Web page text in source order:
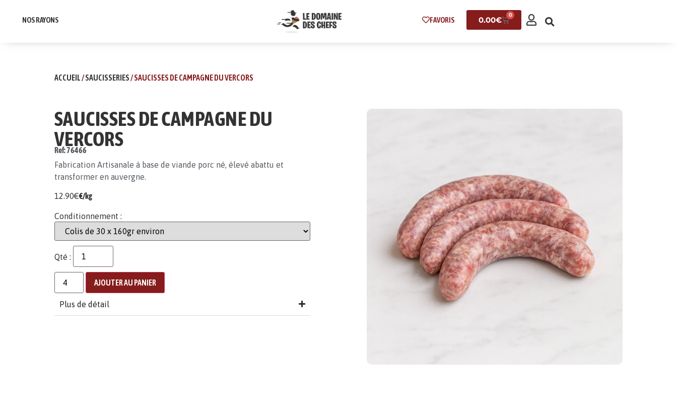
NOS RAYONS FAVORIS 0.00€
0
ACCUEIL/SAUCISSERIES/ SAUCISSES DE CAMPAGNE DU VERCORS
SAUCISSES DE CAMPAGNE DU
VERCORS
Ref: 76466
Fabrication Artisanale à base de viande porc né, élevé abattu et
transformer en auvergne.
12.90€€/kg
Conditionnement :
Qté :
AJOUTER AU PANIER
Plus de détail